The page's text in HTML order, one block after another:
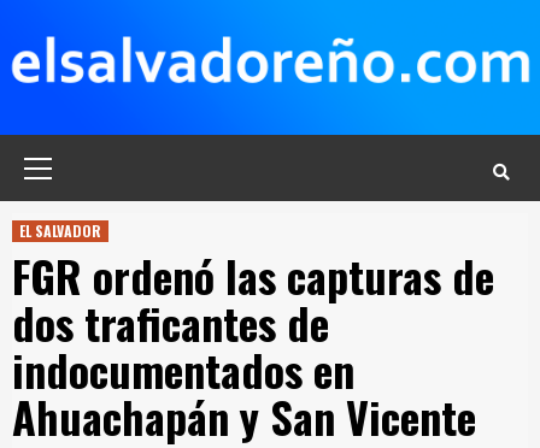
contenido
EL SALVADOR
FGR ordenó las capturas de
dos traficantes de
indocumentados en
Ahuachapán y San Vicente